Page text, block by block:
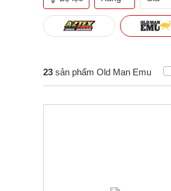
23 sản phẩm Old Man Emu